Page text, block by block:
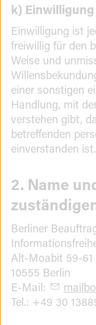
k) Einwilligung
Einwilligung ist
freiwillig für den
Weise und
einer sonstigen
Handlung, mit
verstehen gibt,
betreffenden
einverstanden ist.
2. Name
Berliner
Alt-Moabit 59-61
10555 Berlin
E-Mail:
Tel.: +49 30